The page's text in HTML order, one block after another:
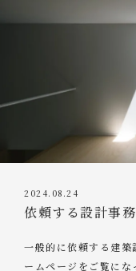
2024.08.24
依頼する設計事
一般的に依頼する建
ームページをご覧に